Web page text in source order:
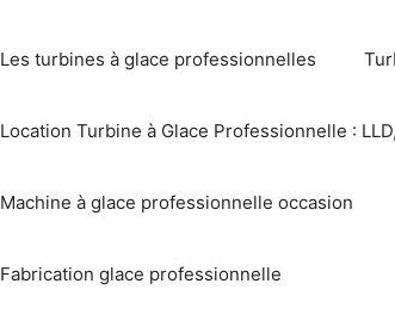
Les turbines à glace professionnelles
Location Turbine à Glace Professionnelle :
Machine à glace professionnelle occasion
Fabrication glace professionnelle